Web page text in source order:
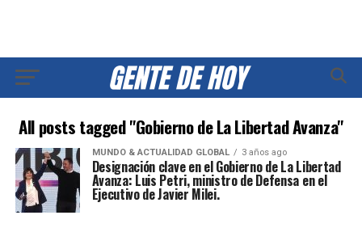
All posts tagged "Gobierno de La Libertad Avanza"
MUNDO & ACTUALIDAD GLOBAL 3 años ago
Designación clave en el Gobierno de La Libertad
Avanza: Luis Petri, ministro de Defensa en el
Ejecutivo de Javier Milei.